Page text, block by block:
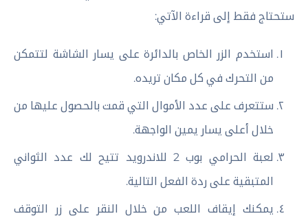
ستحتاج فقط إلى قراءة الآتي:
استخدم الزر الخاص بالدائرة على يسار الشاشة لتتمكن
من التحرك في كل مكان تريده.
ستتعرف على عدد الأموال التي قمت بالحصول عليها من
خلال أعلى يسار يمين الواجهة.
لعبة الحرامي بوب 2 للاندرويد تتيح لك عدد الثواني
المتبقية على ردة الفعل التالية.
يمكنك إيقاف اللعب من خلال النقر على زر التوقف